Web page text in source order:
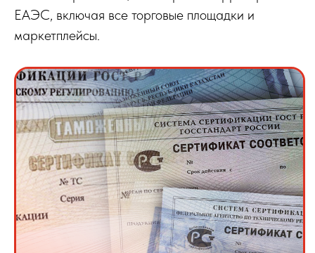
ЕАЭС, включая все торговые площадки и
маркетплейсы.